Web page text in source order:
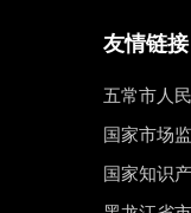
友情链接
五常市人
国家市场
国家知识